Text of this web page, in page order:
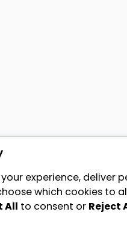
experience, deliver
which cookies to
All to consent or Reject